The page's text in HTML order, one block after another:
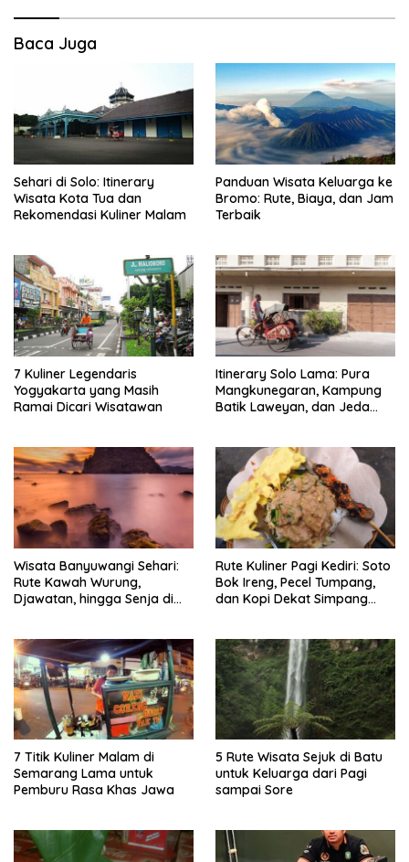
Baca Juga
Sehari di Solo: Itinerary
Wisata Kota Tua dan
Rekomendasi Kuliner Malam
Panduan Wisata Keluarga ke
Bromo: Rute, Biaya, dan Jam
Terbaik
7 Kuliner Legendaris
Yogyakarta yang Masih
Ramai Dicari Wisatawan
Itinerary Solo Lama: Pura
Mangkunegaran, Kampung
Batik Laweyan, dan Jeda
Wisata Banyuwangi Sehari:
Rute Kawah Wurung,
Djawatan, hingga Senja di
Rute Kuliner Pagi Kediri: Soto
Bok Ireng, Pecel Tumpang,
dan Kopi Dekat Simpang
7 Titik Kuliner Malam di
Semarang Lama untuk
Pemburu Rasa Khas Jawa
5 Rute Wisata Sejuk di Batu
untuk Keluarga dari Pagi
sampai Sore